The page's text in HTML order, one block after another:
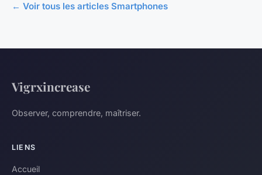
← Voir tous les articles Smartphones
Vigrxincrease
Observer, comprendre, maîtriser.
LIENS
Accueil